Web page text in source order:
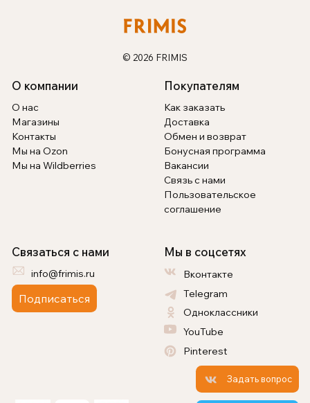
© 2026 FRIMIS
О компании
О нас
Магазины
Контакты
Мы на Ozon
Мы на Wildberries
Покупателям
Как заказать
Доставка
Обмен и возврат
Бонусная программа
Вакансии
Связь с нами
Пользовательское
соглашение
Связаться с нами
info@frimis.ru
Подписаться
Мы в соцсетях
Вконтакте
Telegram
Одноклассники
YouTube
Pinterest
Задать вопрос